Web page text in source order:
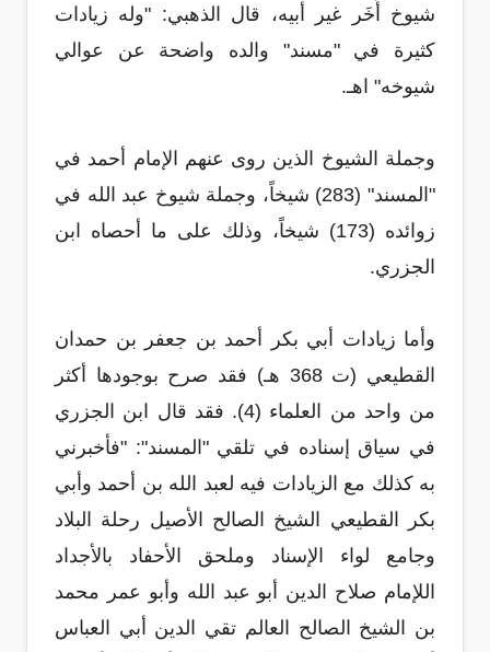
شيوخ أُخَر غير أبيه، قال الذهبي: "وله زيادات
كثيرة في "مسند" والده واضحة عن عوالي
شيوخه" اهـ.
وجملة الشيوخ الذين روى عنهم الإمام أحمد في
"المسند" (283) شيخاً، وجملة شيوخ عبد الله في
زوائده (173) شيخاً، وذلك على ما أحصاه ابن
الجزري.
وأما زيادات أبي بكر أحمد بن جعفر بن حمدان
القطيعي (ت 368 هـ) فقد صرح بوجودها أكثر
من واحد من العلماء (4). فقد قال ابن الجزري
في سياق إسناده في تلقي "المسند": "فأخبرني
به كذلك مع الزيادات فيه لعبد الله بن أحمد وأبي
بكر القطيعي الشيخ الصالح الأصيل رحلة البلاد
وجامع لواء الإسناد وملحق الأحفاد بالأجداد
اللإمام صلاح الدين أبو عبد الله وأبو عمر محمد
بن الشيخ الصالح العالم تقي الدين أبي العباس